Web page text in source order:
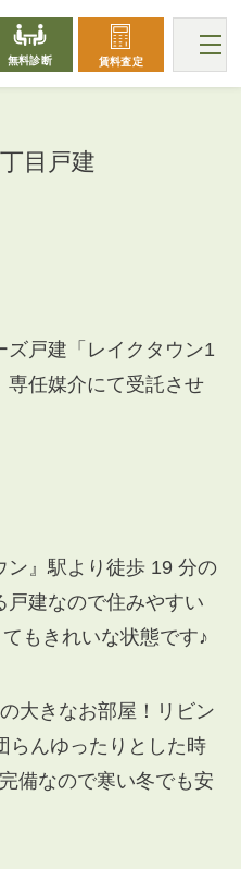
無料診断 賃料査定
目戸建
ズ戸建「レイクタウン1
専任媒介にて受託させ
ン』駅より徒歩 19 分の
戸建なので住みやすい
もきれいな状態です♪
大きなお部屋！リビン
らんゆったりとした時
備なので寒い冬でも安